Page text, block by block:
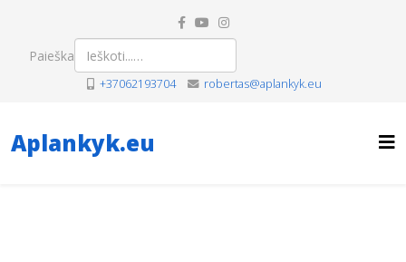
Paieška
+37062193704 robertas@aplankyk.eu
Aplankyk.eu